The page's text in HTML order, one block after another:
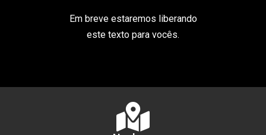
Em breve estaremos liberando
este texto para vocês.